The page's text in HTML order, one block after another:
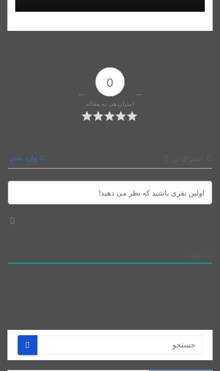
0
امتیازدهی به مقاله
اشتراک در وارد شدن